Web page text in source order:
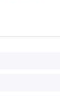
două F-16